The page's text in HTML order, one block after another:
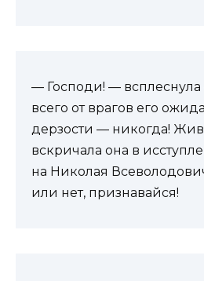
— Господи! —
всего от врагов его
дерзости — никогда!
вскричала она в
на Николая
или нет, признавайся!